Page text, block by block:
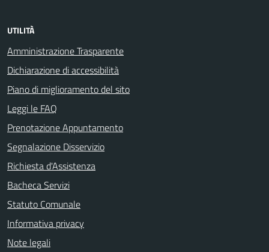
UTILITÀ
Amministrazione Trasparente
Dichiarazione di accessibilità
Piano di miglioramento del sito
Leggi le FAQ
Prenotazione Appuntamento
Segnalazione Disservizio
Richiesta d'Assistenza
Bacheca Servizi
Statuto Comunale
Informativa privacy
Note legali